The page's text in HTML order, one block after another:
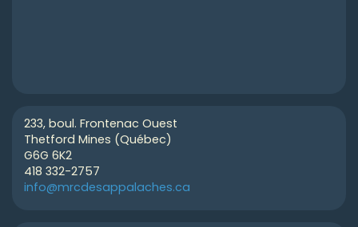
233, boul. Frontenac Ouest
Thetford Mines (Québec)
G6G 6K2
418 332-2757
info@mrcdesappalaches.ca